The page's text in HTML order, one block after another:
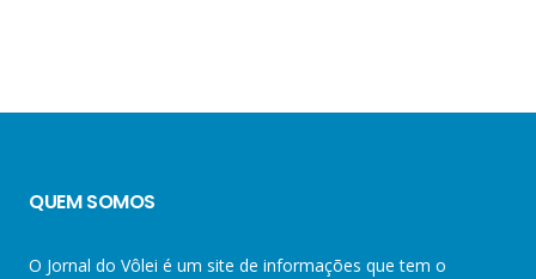
QUEM SOMOS
O Jornal do Vôlei é um site de informações que tem o